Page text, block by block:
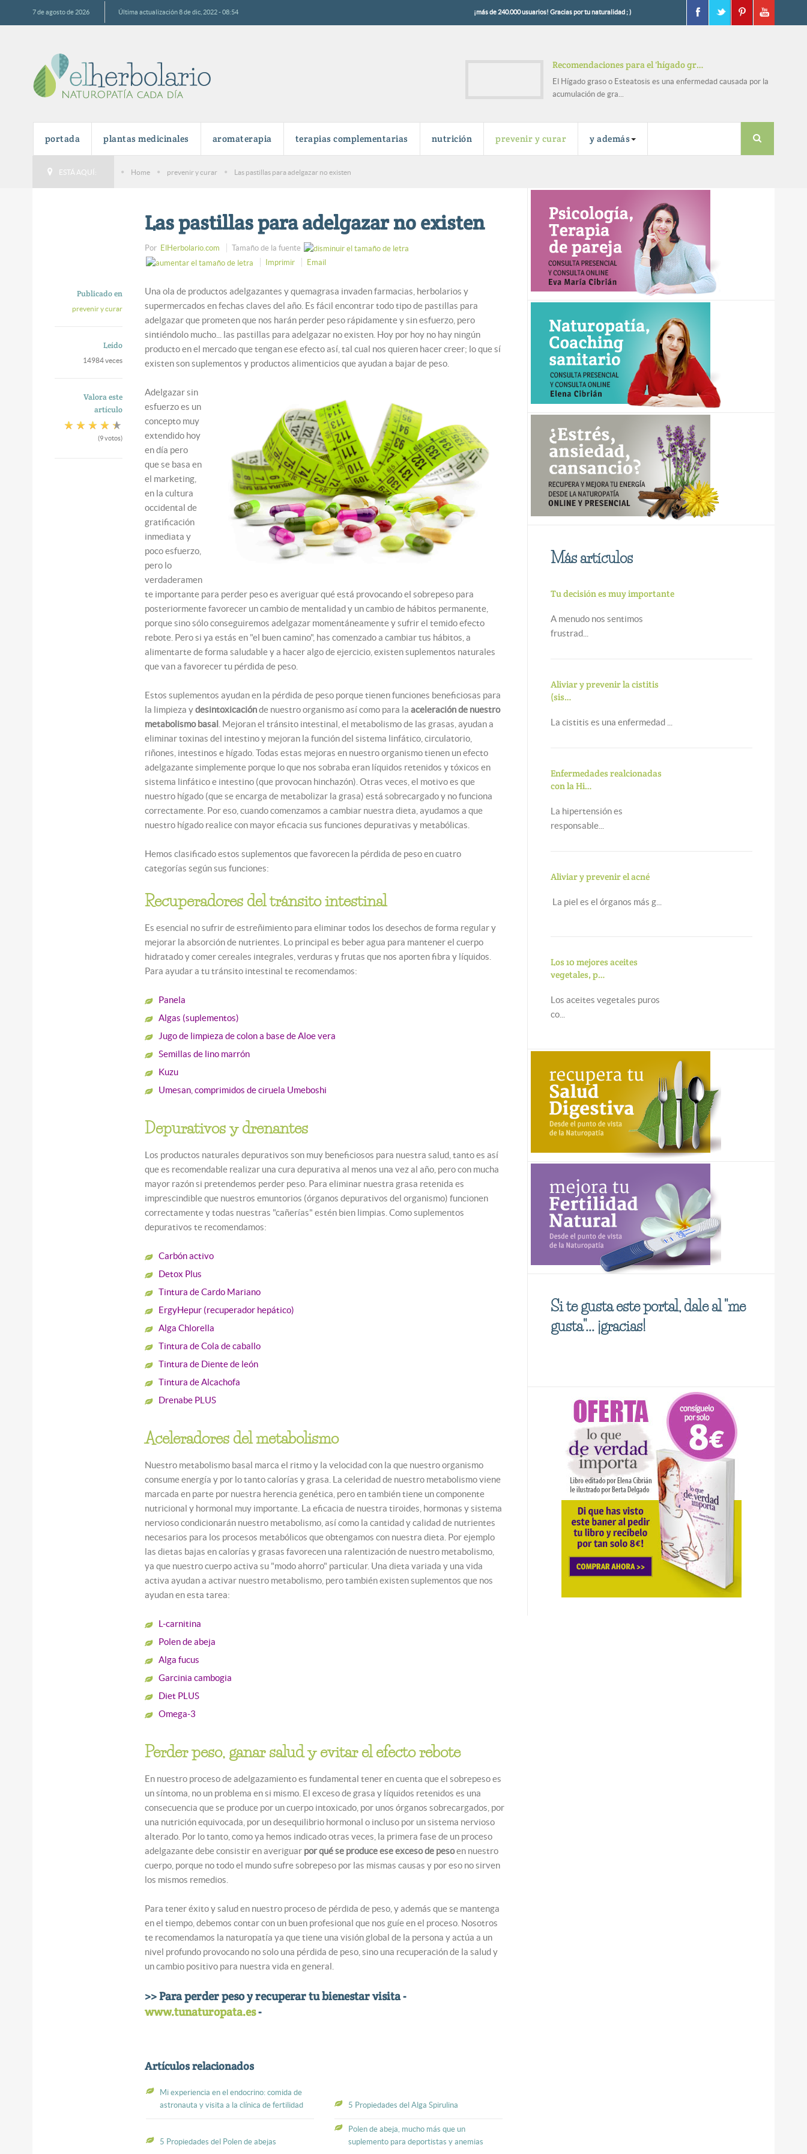
7 de agosto de 2026 Última actualización 8 de dic, 2022 - 08:54 ¡más de 240.000 usuarios! Gracias por tu naturalidad ; )
Recomendaciones para el 'hígado gr…
El Hígado graso o Esteatosis es una enfermedad causada por la
acumulación de gra...
portada plantas medicinales aromaterapia terapias complementarias nutrición prevenir y curar y además
ESTÁ AQUÍ: Home prevenir y curar Las pastillas para adelgazar no existen
Las pastillas para adelgazar no existen
Por ElHerbolario.com
Tamaño de la fuente
Imprimir
Email
Publicado en
prevenir y curar
Leído
14984 veces
Valora este
artículo
(9 votos)
Una ola de productos adelgazantes y quemagrasa invaden farmacias, herbolarios y
supermercados en fechas claves del año. Es fácil encontrar todo tipo de pastillas para
adelgazar que prometen que nos harán perder peso rápidamente y sin esfuerzo, pero
sintiéndolo mucho... las pastillas para adelgazar no existen. Hoy por hoy no hay ningún
producto en el mercado que tengan ese efecto así, tal cual nos quieren hacer creer; lo que sí
existen son suplementos y productos alimenticios que ayudan a bajar de peso.
Adelgazar sin
esfuerzo es un
concepto muy
extendido hoy
en día pero
que se basa en
el marketing,
en la cultura
occidental de
gratificación
inmediata y
poco esfuerzo,
pero lo
verdaderamen
te importante para perder peso es averiguar qué está provocando el sobrepeso para
posteriormente favorecer un cambio de mentalidad y un cambio de hábitos permanente,
porque sino sólo conseguiremos adelgazar momentáneamente y sufrir el temido efecto
rebote. Pero si ya estás en "el buen camino", has comenzado a cambiar tus hábitos, a
alimentarte de forma saludable y a hacer algo de ejercicio, existen suplementos naturales
que van a favorecer tu pérdida de peso.
Estos suplementos ayudan en la pérdida de peso porque tienen funciones beneficiosas para
la limpieza ydesintoxicaciónde nuestro organismo así como para laaceleración de nuestro
metabolismo basal . Mejoran el tránsito intestinal, el metabolismo de las grasas, ayudan a
eliminar toxinas del intestino y mejoran la función del sistema linfático, circulatorio,
riñones, intestinos e hígado. Todas estas mejoras en nuestro organismo tienen un efecto
adelgazante simplemente porque lo que nos sobraba eran líquidos retenidos y tóxicos en
sistema linfático e intestino (que provocan hinchazón). Otras veces, el motivo es que
nuestro hígado (que se encarga de metabolizar la grasa) está sobrecargado y no funciona
correctamente. Por eso, cuando comenzamos a cambiar nuestra dieta, ayudamos a que
nuestro hígado realice con mayor eficacia sus funciones depurativas y metabólicas.
Hemos clasificado estos suplementos que favorecen la pérdida de peso en cuatro
categorías según sus funciones:
Recuperadores del tránsito intestinal
Es esencial no sufrir de estreñimiento para eliminar todos los desechos de forma regular y
mejorar la absorción de nutrientes. Lo principal es beber agua para mantener el cuerpo
hidratado y comer cereales integrales, verduras y frutas que nos aporten fibra y líquidos.
Para ayudar a tu tránsito intestinal te recomendamos:
Panela
Algas (suplementos)
Jugo de limpieza de colon a base de Aloe vera
Semillas de lino marrón
Kuzu
Umesan, comprimidos de ciruela Umeboshi
Depurativos y drenantes
Los productos naturales depurativos son muy beneficiosos para nuestra salud, tanto es así
que es recomendable realizar una cura depurativa al menos una vez al año, pero con mucha
mayor razón si pretendemos perder peso. Para eliminar nuestra grasa retenida es
imprescindible que nuestros emuntorios (órganos depurativos del organismo) funcionen
correctamente y todas nuestras "cañerías" estén bien limpias. Como suplementos
depurativos te recomendamos:
Carbón activo
Detox Plus
Tintura de Cardo Mariano
ErgyHepur (recuperador hepático)
Alga Chlorella
Tintura de Cola de caballo
Tintura de Diente de león
Tintura de Alcachofa
Drenabe PLUS
Aceleradores del metabolismo
Nuestro metabolismo basal marca el ritmo y la velocidad con la que nuestro organismo
consume energía y por lo tanto calorías y grasa. La celeridad de nuestro metabolismo viene
marcada en parte por nuestra herencia genética, pero en también tiene un componente
nutricional y hormonal muy importante. La eficacia de nuestra tiroides, hormonas y sistema
nervioso condicionarán nuestro metabolismo, así como la cantidad y calidad de nutrientes
necesarios para los procesos metabólicos que obtengamos con nuestra dieta. Por ejemplo
las dietas bajas en calorías y grasas favorecen una ralentización de nuestro metabolismo,
ya que nuestro cuerpo activa su "modo ahorro" particular. Una dieta variada y una vida
activa ayudan a activar nuestro metabolismo, pero también existen suplementos que nos
ayudan en esta tarea:
L-carnitina
Polen de abeja
Alga fucus
Garcinia cambogia
Diet PLUS
Omega-3
Perder peso, ganar salud y evitar el efecto rebote
En nuestro proceso de adelgazamiento es fundamental tener en cuenta que el sobrepeso es
un síntoma, no un problema en si mismo. El exceso de grasa y líquidos retenidos es una
consecuencia que se produce por un cuerpo intoxicado, por unos órganos sobrecargados, por
una nutrición equivocada, por un desequilibrio hormonal o incluso por un sistema nervioso
alterado. Por lo tanto, como ya hemos indicado otras veces, la primera fase de un proceso
adelgazante debe consistir en averiguar por qué se produce ese exceso de pesoen nuestro
cuerpo, porque no todo el mundo sufre sobrepeso por las mismas causas y por eso no sirven
los mismos remedios.
Para tener éxito y salud en nuestro proceso de pérdida de peso, y además que se mantenga
en el tiempo, debemos contar con un buen profesional que nos guíe en el proceso. Nosotros
te recomendamos la naturopatía ya que tiene una visión global de la persona y actúa a un
nivel profundo provocando no solo una pérdida de peso, sino una recuperación de la salud y
un cambio positivo para nuestra vida en general.
>> Para perder peso y recuperar tu bienestar visita -
www.tunaturopata.es-
Artículos relacionados
Mi experiencia en el endocrino: comida de
astronauta y visita a la clínica de fertilidad
5 Propiedades del Alga Spirulina
5 Propiedades del Polen de abejas
Polen de abeja, mucho más que un
suplemento para deportistas y anemias
Más artículos
Tu decisión es muy importante
A menudo nos sentimos
frustrad...
Aliviar y prevenir la cistitis
(sis…
La cistitis es una enfermedad ...
Enfermedades realcionadas
con la Hi…
La hipertensión es
responsable...
Aliviar y prevenir el acné
La piel es el órganos más g...
Los 10 mejores aceites
vegetales, p…
Los aceites vegetales puros
co...
Si te gusta este portal, dale al "me
gusta"... ¡gracias!